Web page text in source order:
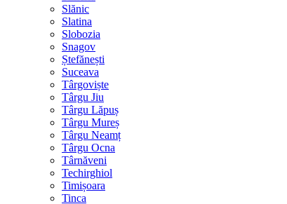
Slănic
Slatina
Slobozia
Snagov
Ștefănești
Suceava
Târgoviște
Târgu Jiu
Târgu Lăpuș
Târgu Mureș
Târgu Neamț
Târgu Ocna
Târnăveni
Techirghiol
Timișoara
Tinca